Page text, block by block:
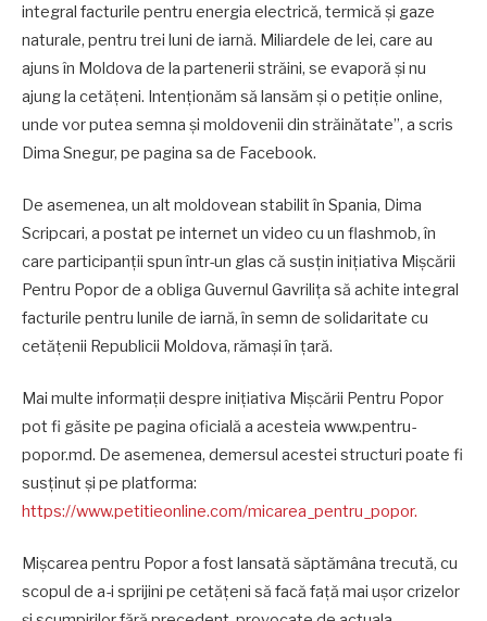
integral facturile pentru energia electrică, termică și gaze
naturale, pentru trei luni de iarnă. Miliardele de lei, care au
ajuns în Moldova de la partenerii străini, se evaporă și nu
ajung la cetățeni. Intenționăm să lansăm și o petiție online,
unde vor putea semna și moldovenii din străinătate”, a scris
Dima Snegur, pe pagina sa de Facebook.
De asemenea, un alt moldovean stabilit în Spania, Dima
Scripcari, a postat pe internet un video cu un flashmob, în
care participanții spun într-un glas că susțin inițiativa Mișcării
Pentru Popor de a obliga Guvernul Gavrilița să achite integral
facturile pentru lunile de iarnă, în semn de solidaritate cu
cetățenii Republicii Moldova, rămași în țară.
Mai multe informații despre inițiativa Mișcării Pentru Popor
pot fi găsite pe pagina oficială a acesteia www.pentru-
popor.md. De asemenea, demersul acestei structuri poate fi
susținut și pe platforma:
https://www.petitieonline.com/micarea_pentru_popor.
Mișcarea pentru Popor a fost lansată săptămâna trecută, cu
scopul de a-i sprijini pe cetățeni să facă față mai ușor crizelor